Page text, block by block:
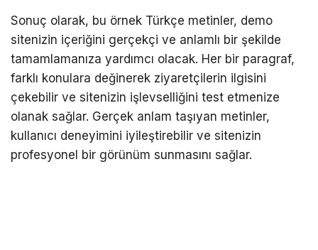
Sonuç olarak, bu örnek Türkçe metinler, demo
sitenizin içeriğini gerçekçi ve anlamlı bir şekilde
tamamlamanıza yardımcı olacak. Her bir paragraf,
farklı konulara değinerek ziyaretçilerin ilgisini
çekebilir ve sitenizin işlevselliğini test etmenize
olanak sağlar. Gerçek anlam taşıyan metinler,
kullanıcı deneyimini iyileştirebilir ve sitenizin
profesyonel bir görünüm sunmasını sağlar.